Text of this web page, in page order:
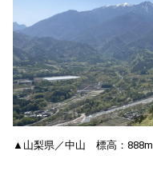
▲山梨県／中山 標高：888m